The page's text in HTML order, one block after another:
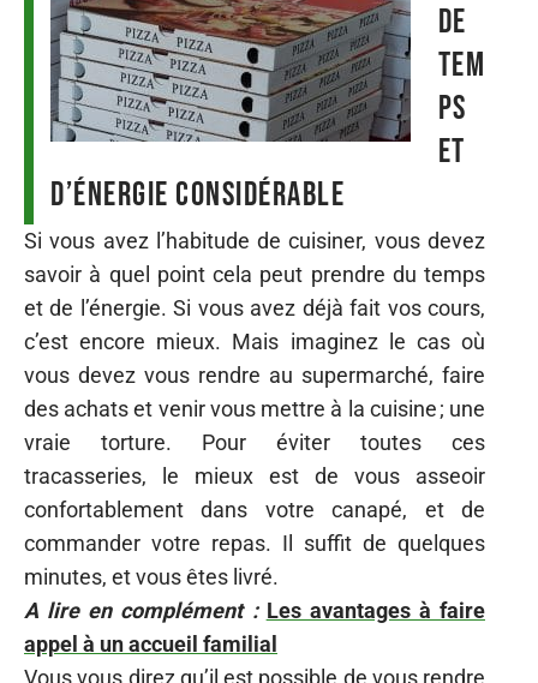
de
tem
ps
et
d’énergie considérable
Si vous avez l’habitude de cuisiner, vous devez
savoir à quel point cela peut prendre du temps
et de l’énergie. Si vous avez déjà fait vos cours,
c’est encore mieux. Mais imaginez le cas où
vous devez vous rendre au supermarché, faire
des achats et venir vous mettre à la cuisine ; une
vraie torture. Pour éviter toutes ces
tracasseries, le mieux est de vous asseoir
confortablement dans votre canapé, et de
commander votre repas. Il suffit de quelques
minutes, et vous êtes livré.
A lire en complément : Les avantages à faire
appel à un accueil familial
Vous vous direz qu’il est possible de vous rendre